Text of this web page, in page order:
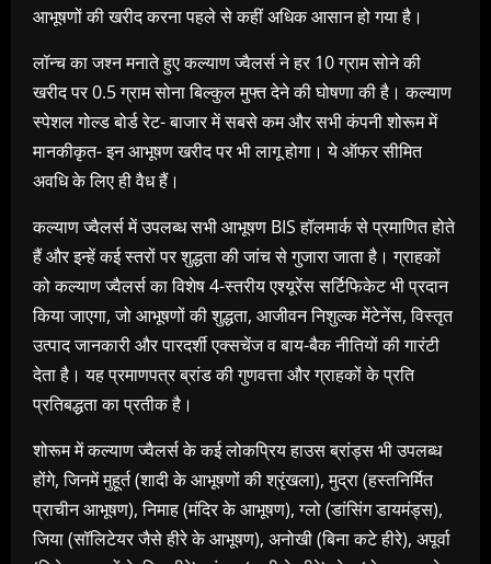
आभूषणों की खरीद करना पहले से कहीं अधिक आसान हो गया है।
लॉन्च का जश्न मनाते हुए कल्याण ज्वैलर्स ने हर 10 ग्राम सोने की
खरीद पर 0.5 ग्राम सोना बिल्कुल मुफ्त देने की घोषणा की है। कल्याण
स्पेशल गोल्ड बोर्ड रेट- बाजार में सबसे कम और सभी कंपनी शोरूम में
मानकीकृत- इन आभूषण खरीद पर भी लागू होगा। ये ऑफर सीमित
अवधि के लिए ही वैध हैं।
कल्याण ज्वैलर्स में उपलब्ध सभी आभूषण BIS हॉलमार्क से प्रमाणित होते
हैं और इन्हें कई स्तरों पर शुद्धता की जांच से गुजारा जाता है। ग्राहकों
को कल्याण ज्वैलर्स का विशेष 4-स्तरीय एश्यूरेंस सर्टिफिकेट भी प्रदान
किया जाएगा, जो आभूषणों की शुद्धता, आजीवन निशुल्क मेंटेनेंस, विस्तृत
उत्पाद जानकारी और पारदर्शी एक्सचेंज व बाय-बैक नीतियों की गारंटी
देता है। यह प्रमाणपत्र ब्रांड की गुणवत्ता और ग्राहकों के प्रति
प्रतिबद्धता का प्रतीक है।
शोरूम में कल्याण ज्वैलर्स के कई लोकप्रिय हाउस ब्रांड्स भी उपलब्ध
होंगे, जिनमें मुहूर्त (शादी के आभूषणों की श्रृंखला), मुद्रा (हस्तनिर्मित
प्राचीन आभूषण), निमाह (मंदिर के आभूषण), ग्लो (डांसिंग डायमंड्स),
जिया (सॉलिटेयर जैसे हीरे के आभूषण), अनोखी (बिना कटे हीरे), अपूर्वा